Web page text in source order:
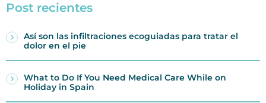
Post recientes
Así son las infiltraciones ecoguiadas para tratar el
dolor en el pie
What to Do If You Need Medical Care While on
Holiday in Spain